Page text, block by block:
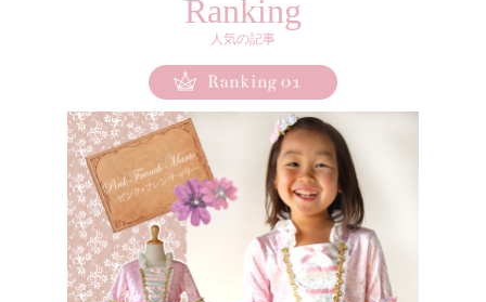
Ranking
人気の記事